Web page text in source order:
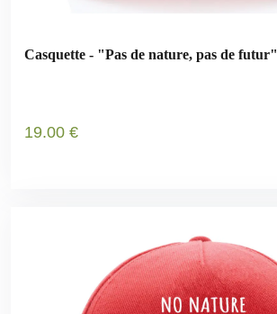
Casquette - "Pas de nature, pas de futur"
19.00 €